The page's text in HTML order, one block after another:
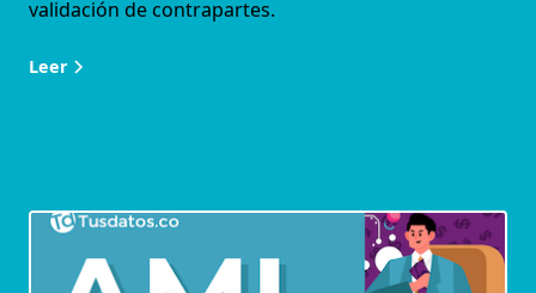
validación de contrapartes.
Leer